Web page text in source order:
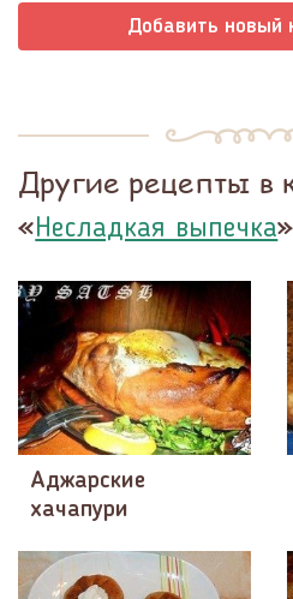
Добавить новый
Другие рецепты в
«Несладкая выпечка»
Аджарские
хачапури